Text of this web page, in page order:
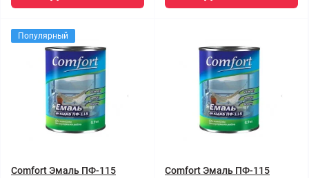
Популярный
Comfort Эмаль ПФ-115
Comfort Эмаль ПФ-115